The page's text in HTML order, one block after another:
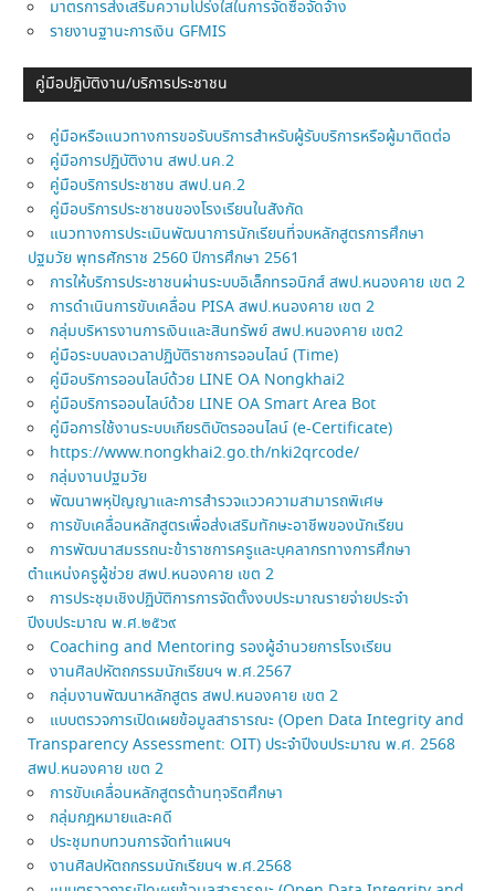
มาตรการส่งเสริมความโปร่งใสในการจัดซื้อจัดจ้าง
รายงานฐานะการเงิน GFMIS
คู่มือปฏิบัติงาน/บริการประชาชน
คู่มือหรือแนวทางการขอรับบริการสำหรับผู้รับบริการหรือผู้มาติดต่อ
คู่มือการปฏิบัติงาน สพป.นค.2
คู่มือบริการประชาชน สพป.นค.2
คู่มือบริการประชาชนของโรงเรียนในสังกัด
แนวทางการประเมินพัฒนาการนักเรียนที่จบหลักสูตรการศึกษา
ปฐมวัย พุทธศักราช 2560 ปีการศึกษา 2561
การให้บริการประชาชนผ่านระบบอิเล็กทรอนิกส์ สพป.หนองคาย เขต 2
การดำเนินการขับเคลื่อน PISA สพป.หนองคาย เขต 2
กลุ่มบริหารงานการเงินและสินทรัพย์ สพป.หนองคาย เขต2
คู่มือระบบลงเวลาปฏิบัติราชการออนไลน์ (Time)
คู่มือบริการออนไลบ์ด้วย LINE OA Nongkhai2
คู่มือบริการออนไลบ์ด้วย LINE OA Smart Area Bot
คู่มือการใช้งานระบบเกียรติบัตรออนไลน์ (e-Certificate)
https://www.nongkhai2.go.th/nki2qrcode/
กลุ่มงานปฐมวัย
พัฒนาพหุปัญญาและการสำรวจแววความสามารถพิเศษ
การขับเคลื่อนหลักสูตรเพื่อส่งเสริมทักษะอาชีพของนักเรียน
การพัฒนาสมรรถนะข้าราชการครูและบุคลากรทางการศึกษา
ตำแหน่งครูผู้ช่วย สพป.หนองคาย เขต 2
การประชุมเชิงปฏิบัติการการจัดตั้งงบประมาณรายจ่ายประจำ
ปีงบประมาณ พ.ศ.๒๕๖๙
Coaching and Mentoring รองผู้อำนวยการโรงเรียน
งานศิลปหัตถกรรมนักเรียนฯ พ.ศ.2567
กลุ่มงานพัฒนาหลักสูตร สพป.หนองคาย เขต 2
แบบตรวจการเปิดเผยข้อมูลสาธารณะ (Open Data Integrity and
Transparency Assessment: OIT) ประจำปีงบประมาณ พ.ศ. 2568
สพป.หนองคาย เขต 2
การขับเคลื่อนหลักสูตรต้านทุจริตศึกษา
กลุ่มกฎหมายและคดี
ประชุมทบทวนการจัดทำแผนฯ
งานศิลปหัตถกรรมนักเรียนฯ พ.ศ.2568